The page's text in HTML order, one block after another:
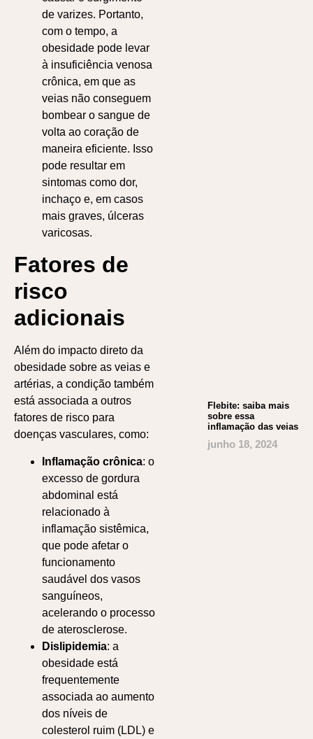
de varizes. Portanto,
com o tempo, a
obesidade pode levar
à insuficiência venosa
crônica, em que as
veias não conseguem
bombear o sangue de
volta ao coração de
maneira eficiente. Isso
pode resultar em
sintomas como dor,
inchaço e, em casos
mais graves, úlceras
varicosas.
Fatores de
risco
adicionais
Além do impacto direto da
obesidade sobre as veias e
artérias, a condição também
está associada a outros
fatores de risco para
doenças vasculares, como:
Inflamação crônica: o
excesso de gordura
abdominal está
relacionado à
inflamação sistêmica,
que pode afetar o
funcionamento
saudável dos vasos
sanguíneos,
acelerando o processo
de aterosclerose.
Dislipidemia: a
obesidade está
frequentemente
associada ao aumento
dos níveis de
colesterol ruim (LDL) e
Flebite: saiba mais
sobre essa
inflamação das veias
junho 18, 2024